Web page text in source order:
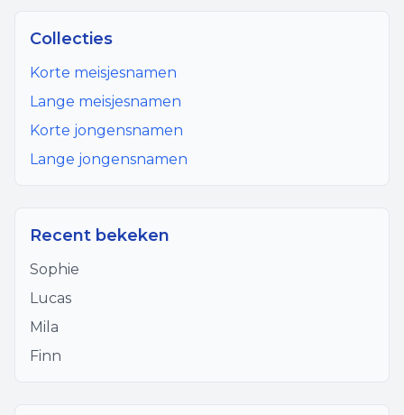
Collecties
Korte meisjesnamen
Lange meisjesnamen
Korte jongensnamen
Lange jongensnamen
Recent bekeken
Sophie
Lucas
Mila
Finn